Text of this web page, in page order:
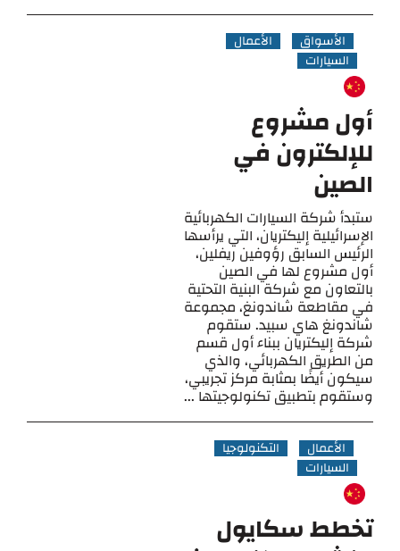
الأسواق
الأعمال
السيارات
أول مشروع
للإلكترون في
الصين
ستبدأ شركة السيارات الكهربائية
الإسرائيلية إليكتريان، التي يرأسها
الرئيس السابق رؤوفين ريفلين،
أول مشروع لها في الصين
بالتعاون مع شركة البنية التحتية
في مقاطعة شاندونغ، مجموعة
شاندونغ هاي سبيد. ستقوم
شركة إليكتريان ببناء أول قسم
من الطريق الكهربائي، والذي
سيكون أيضًا بمثابة مركز تجريبي،
وستقوم بتطبيق تكنولوجيتها ...
الأعمال
التكنولوجيا
السيارات
تخطط سكايول